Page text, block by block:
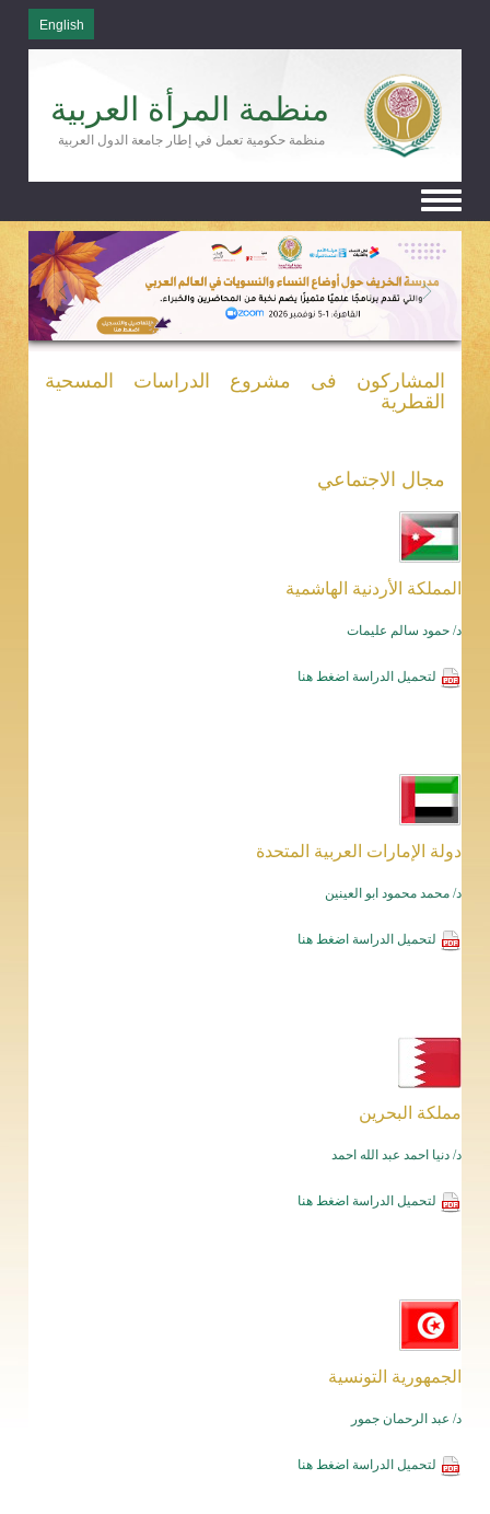
English
منظمة المرأة العربية
منظمة حكومية تعمل في إطار جامعة الدول العربية
Toggle
navigation
المشاركون فى مشروع الدراسات المسحية
القطرية
مجال الاجتماعي
المملكة الأردنية الهاشمية
د/ حمود سالم عليمات
لتحميل الدراسة اضغط هنا
دولة الإمارات العربية المتحدة
د/ محمد محمود ابو العينين
لتحميل الدراسة اضغط هنا
مملكة البحرين
د/ دنيا احمد عبد الله احمد
لتحميل الدراسة اضغط هنا
الجمهورية التونسية
د/ عبد الرحمان جمور
لتحميل الدراسة اضغط هنا